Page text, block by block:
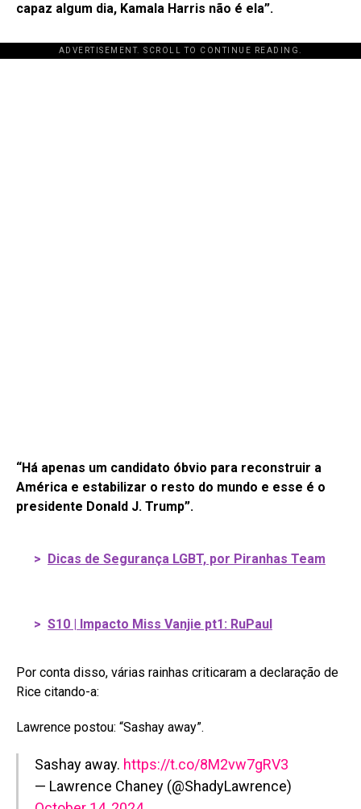
capaz algum dia, Kamala Harris não é ela”.
ADVERTISEMENT. SCROLL TO CONTINUE READING.
“Há apenas um candidato óbvio para reconstruir a
América e estabilizar o resto do mundo e esse é o
presidente Donald J. Trump”.
> Dicas de Segurança LGBT, por Piranhas Team
> S10 | Impacto Miss Vanjie pt1: RuPaul
Por conta disso, várias rainhas criticaram a declaração de
Rice citando-a:
Lawrence postou: “Sashay away”.
Sashay away. https://t.co/8M2vw7gRV3
— Lawrence Chaney (@ShadyLawrence)